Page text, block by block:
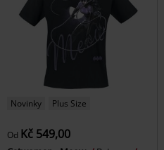
Novinky Plus Size
Od Kč 549,00